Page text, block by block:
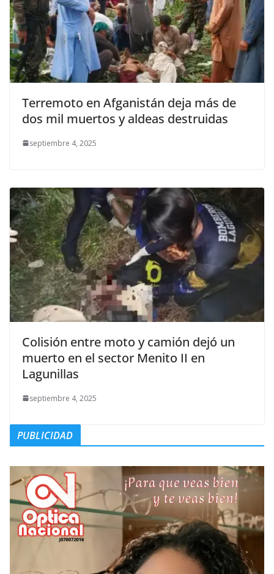
Terremoto en Afganistán deja más de
dos mil muertos y aldeas destruidas
septiembre 4, 2025
Colisión entre moto y camión dejó un
muerto en el sector Menito II en
Lagunillas
septiembre 4, 2025
PUBLICIDAD